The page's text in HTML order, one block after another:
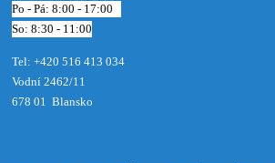
Po - Pá: 8:00 - 17:00
So: 8:30 - 11:00
Tel: +420 516 413 034‬
Vodní 2462/11
678 01 Blansko